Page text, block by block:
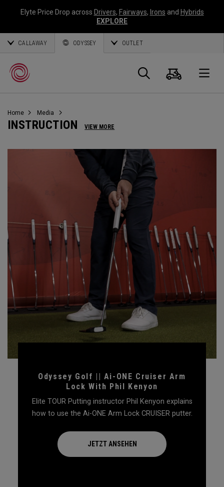
Elyte Price Drop across Drivers, Fairways, Irons and Hybrids
EXPLORE
CALLAWAY ODYSSEY OUTLET
Callaway
Golf
Suche
Home Media
INSTRUCTION VIEW MORE
Odyssey Golf || Ai-ONE Cruiser Arm
Lock With Phil Kenyon
Elite TOUR Putting instructor Phil Kenyon explains
how to use the Ai-ONE Arm Lock CRUISER putter.
JETZT ANSEHEN